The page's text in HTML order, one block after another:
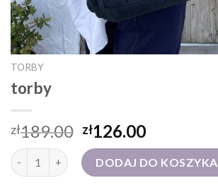
TORBY
torby
zł189.00 zł126.00
ilość torby DODAJ DO KOSZYKA